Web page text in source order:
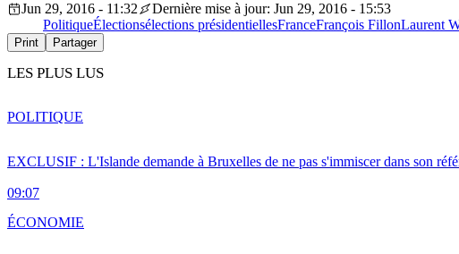
Jun 29, 2016 - 11:32
Dernière mise à jour: Jun 29, 2016 - 15:53
PolitiqueÉlectionsélections présidentiellesFranceFrançois FillonLaurent
Print Partager
LES PLUS LUS
EXCLUSIF : L'Islande demande à Bruxelles de ne pas s'immiscer dans son
09:07
POLITIQUE
ÉCONOMIE